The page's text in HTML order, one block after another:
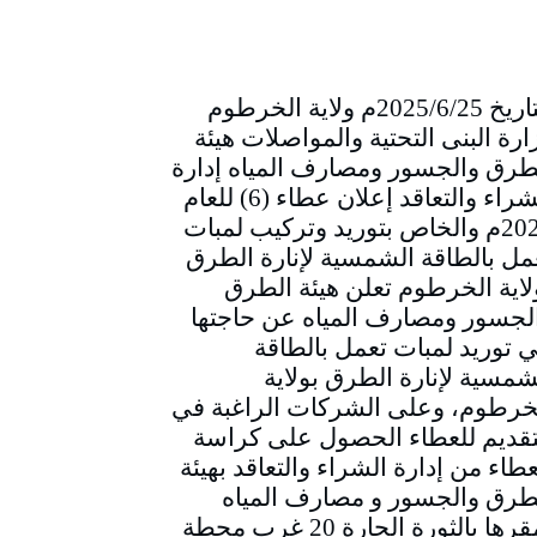
التاريخ 2025/6/25م ولاية الخرطوم
البنى التحتية والمواصلات هيئة
والجسور ومصارف المياه إدارة
الشراء والتعاقد إعلان عطاء (6) للعام
2025م والخاص بتوريد وتركيب لمبات
بالطاقة الشمسية لإنارة الطرق
الخرطوم تعلن هيئة الطرق
ومصارف المياه عن حاجتها
توريد لمبات تعمل بالطاقة
لإنارة الطرق بولاية
وعلى الشركات الراغبة في
للعطاء الحصول على كراسة
من إدارة الشراء والتعاقد بهيئة
والجسور و مصارف المياه
بمقرها بالثورة الحارة 20 غرب محطة